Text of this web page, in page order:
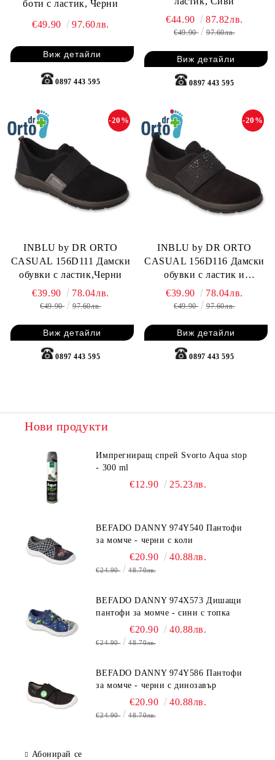
боти с ластик, Черни
€49.90
97.60лв.
Виж детайли
0897 443 595
€44.90
87.82лв.
€49.90 97.60лв.
Виж детайли
0897 443 595
INBLU by DR ORTO
CASUAL 156D111 Дамски
обувки с ластик,Черни
-20%
€39.90 78.04лв.
€49.90 97.60лв.
Виж детайли
0897 443 595
INBLU by DR ORTO
CASUAL 156D116 Дамски
обувки с ластик и
капси,Черни
-20%
€39.90 78.04лв.
€49.90 97.60лв.
Виж детайли
0897 443 595
Нови продукти
Импрегниращ спрей Svorto Aqua stop
- 300 ml
€12.90 25.23лв.
BEFADO DANNY 974Y540 Пантофи
за момче - черни с коли
€20.90 40.88лв.
€24.90 48.70лв.
BEFADO DANNY 974X573 Дишащи
пантофи за момче - сини с топка
€20.90 40.88лв.
€24.90 48.70лв.
BEFADO DANNY 974Y586 Пантофи
за момче - черни с динозавър
€20.90 40.88лв.
€24.90 48.70лв.
Абонирай се